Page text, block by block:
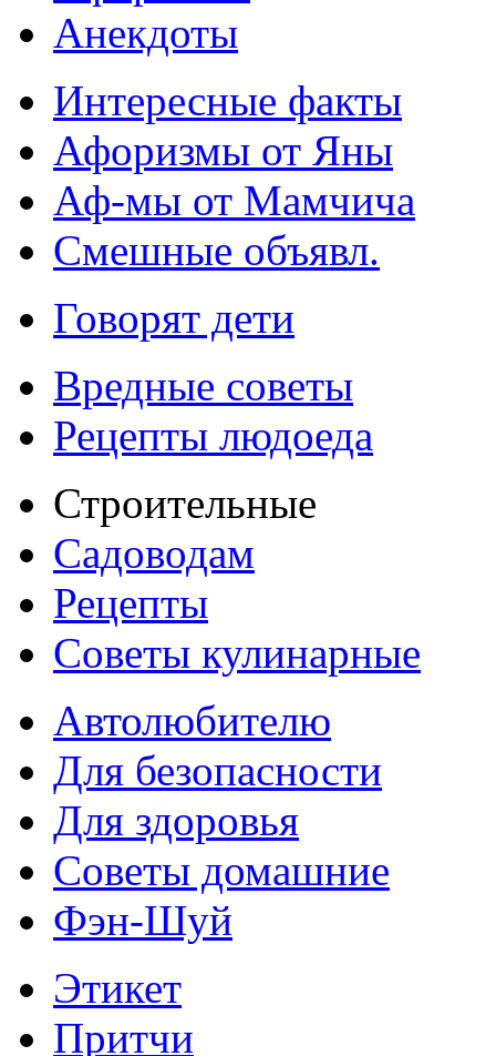
Анекдоты
Интересные факты
Афоризмы от Яны
Аф-мы от Мамчича
Смешные объявл.
Говорят дети
Вредные советы
Рецепты людоеда
Строительные
Садоводам
Рецепты
Советы кулинарные
Автолюбителю
Для безопасности
Для здоровья
Советы домашние
Фэн-Шуй
Этикет
Притчи